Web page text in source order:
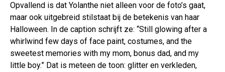
Opvallend is dat Yolanthe niet alleen voor de foto’s gaat,
maar ook uitgebreid stilstaat bij de betekenis van haar
Halloween. In de caption schrijft ze: “Still glowing after a
whirlwind few days of face paint, costumes, and the
sweetest memories with my mom, bonus dad, and my
little boy.” Dat is meteen de toon: glitter en verkleden,